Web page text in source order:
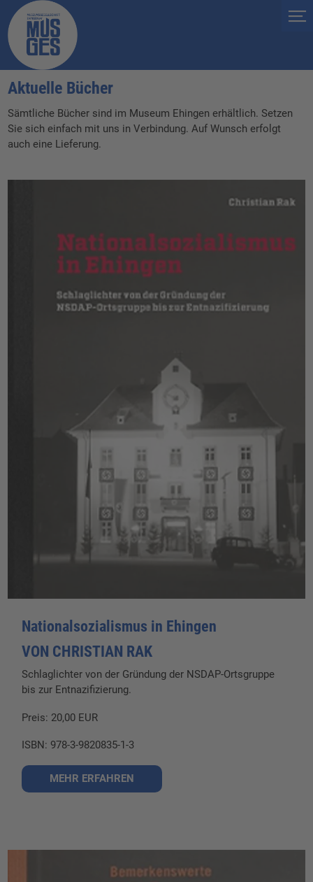
Aktuelle Bücher
Sämtliche Bücher sind im Museum Ehingen erhältlich. Setzen
Sie sich einfach mit uns in Verbindung. Auf Wunsch erfolgt
auch eine Lieferung.
Nationalsozialismus in Ehingen
VON CHRISTIAN RAK
Schlaglichter von der Gründung der NSDAP-Ortsgruppe
bis zur Entnazifizierung.
Preis: 20,00 EUR
ISBN: 978-3-9820835-1-3
MEHR ERFAHREN